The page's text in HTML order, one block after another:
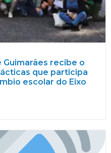
recibe o
que participa
escolar do Eixo